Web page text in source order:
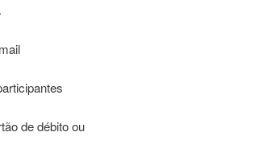
de débito ou